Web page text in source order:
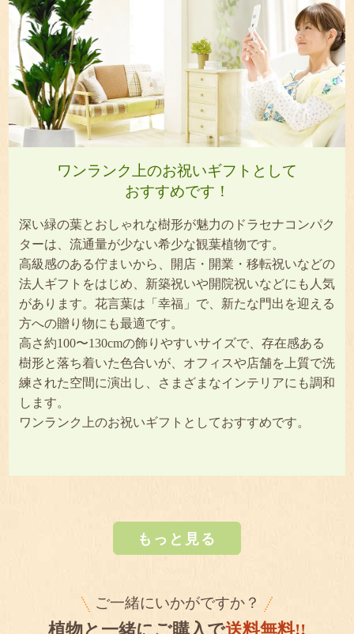
ワンランク上のお祝いギフトとして
おすすめです！
深い緑の葉とおしゃれな樹形が魅力のドラセナコンパク
ターは、流通量が少ない希少な観葉植物です。
高級感のある佇まいから、開店・開業・移転祝いなどの
法人ギフトをはじめ、新築祝いや開院祝いなどにも人気
があります。花言葉は「幸福」で、新たな門出を迎える
方への贈り物にも最適です。
高さ約100〜130cmの飾りやすいサイズで、存在感ある
樹形と落ち着いた色合いが、オフィスや店舗を上質で洗
練された空間に演出し、さまざまなインテリアにも調和
します。
ワンランク上のお祝いギフトとしておすすめです。
もっと見る
ご一緒にいかがですか？